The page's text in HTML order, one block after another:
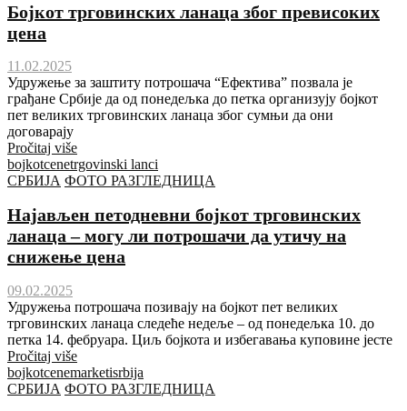
Бојкот трговинских ланаца због превисоких
цена
11.02.2025
Удружење за заштиту потрошача “Ефектива” позвала је
грађане Србије да од понедељка до петка организују бојкот
пет великих трговинских ланаца због сумњи да они
договарају
Pročitaj više
bojkotcenetrgovinski lanci
СРБИЈА ФОТО РАЗГЛЕДНИЦА
Најављен петодневни бојкот трговинских
ланаца – могу ли потрошачи да утичу на
снижење цена
09.02.2025
Удружења потрошача позивају на бојкот пет великих
трговинских ланаца следеће недеље – од понедељка 10. до
петка 14. фебруара. Циљ бојкота и избегавања куповине јесте
Pročitaj više
bojkotcenemarketisrbija
СРБИЈА ФОТО РАЗГЛЕДНИЦА